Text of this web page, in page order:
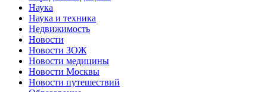
Наука
Наука и техника
Недвижимость
Новости
Новости ЗОЖ
Новости медицины
Новости Москвы
Новости путешествий